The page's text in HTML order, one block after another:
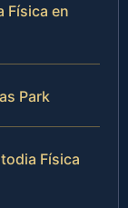
Física en
Park
Física